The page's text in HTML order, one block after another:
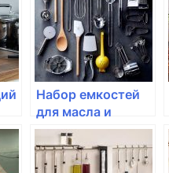
Набор емкостей
для масла и
уксуса, 175 мл,
стекло/
нерж.сталь IBILI